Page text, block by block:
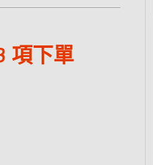
項下單